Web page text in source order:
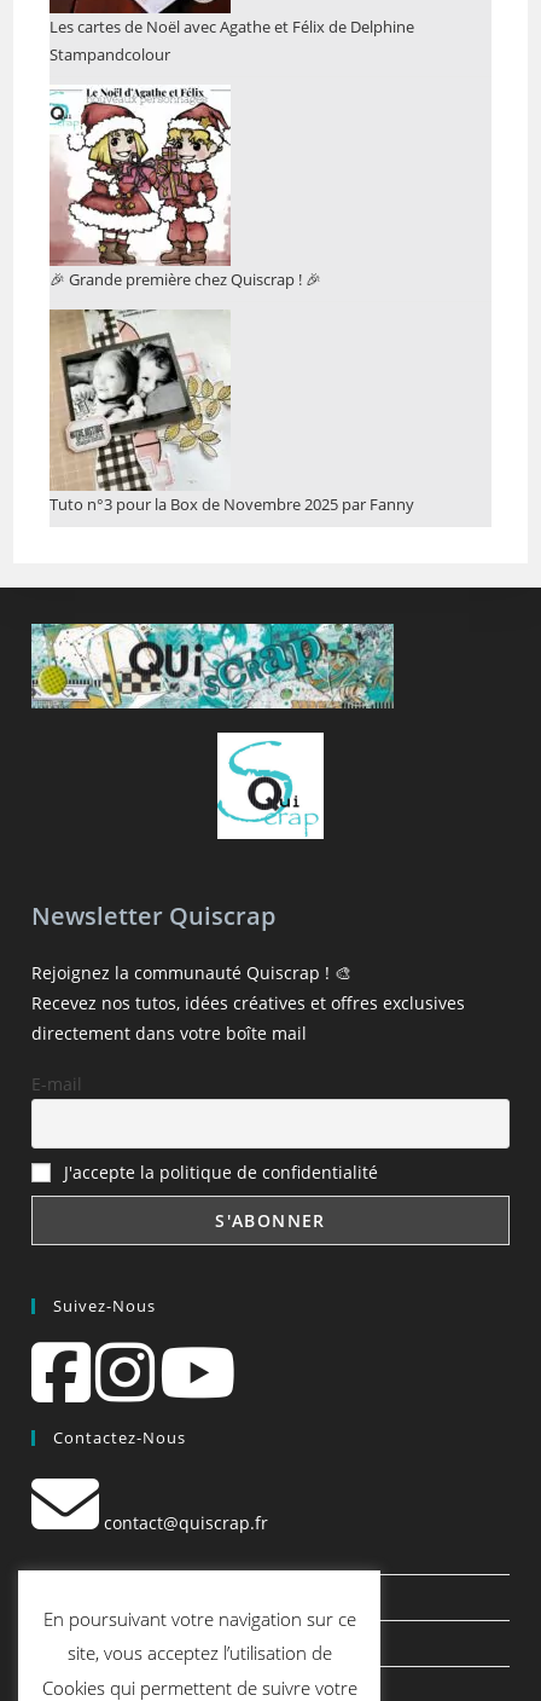
Les cartes de Noël avec Agathe et Félix de Delphine
Stampandcolour
🎉 Grande première chez Quiscrap ! 🎉
Tuto n°3 pour la Box de Novembre 2025 par Fanny
Newsletter Quiscrap
Rejoignez la communauté Quiscrap ! 🎨
Recevez nos tutos, idées créatives et offres exclusives
directement dans votre boîte mail
E-mail
J'accepte la politique de confidentialité
Suivez-Nous
Contactez-Nous
contact@quiscrap.fr
Le Blog
Conditions générales de vente
En poursuivant votre navigation sur ce
site, vous acceptez l’utilisation de
Cookies qui permettent de suivre votre